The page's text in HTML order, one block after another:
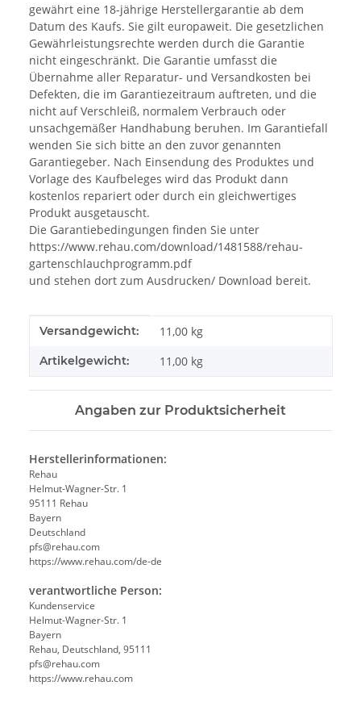
gewährt eine 18-jährige Herstellergarantie ab dem
Datum des Kaufs. Sie gilt europaweit. Die gesetzlichen
Gewährleistungsrechte werden durch die Garantie
nicht eingeschränkt. Die Garantie umfasst die
Übernahme aller Reparatur- und Versandkosten bei
Defekten, die im Garantiezeitraum auftreten, und die
nicht auf Verschleiß, normalem Verbrauch oder
unsachgemäßer Handhabung beruhen. Im Garantiefall
wenden Sie sich bitte an den zuvor genannten
Garantiegeber. Nach Einsendung des Produktes und
Vorlage des Kaufbeleges wird das Produkt dann
kostenlos repariert oder durch ein gleichwertiges
Produkt ausgetauscht.
Die Garantiebedingungen finden Sie unter
https://www.rehau.com/download/1481588/rehau-
gartenschlauchprogramm.pdf
und stehen dort zum Ausdrucken/ Download bereit.
Produkteigenschaft
Wert
Versandgewicht: 11,00 kg
Artikelgewicht: 11,00 kg
Angaben zur Produktsicherheit
Herstellerinformationen:
Rehau
Helmut-Wagner-Str. 1
95111 Rehau
Bayern
Deutschland
pfs@rehau.com
https://www.rehau.com/de-de
verantwortliche Person:
Kundenservice
Helmut-Wagner-Str. 1
Bayern
Rehau, Deutschland, 95111
pfs@rehau.com
https://www.rehau.com